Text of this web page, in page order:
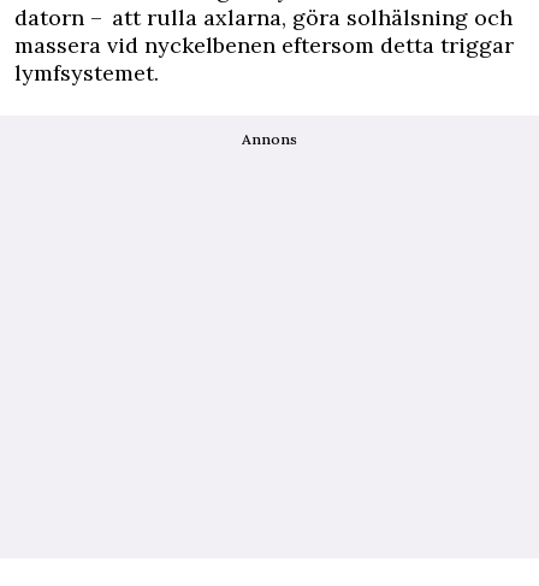
datorn – att rulla axlarna, göra solhälsning och
massera vid nyckelbenen eftersom detta triggar
lymfsystemet.
Annons